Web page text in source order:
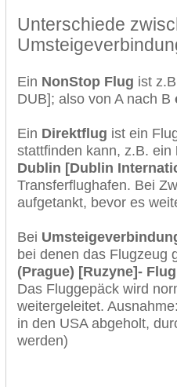
Unterschiede
Ein NonStop Flug ist
DUB]; also von A nach B
Ein Direktflug ist ein
stattfinden kann, z.B. ein
Dublin [Dublin
Transferflughafen. Bei
aufgetankt, bevor es
Bei
bei denen das Flugzeug
(Prague) [Ruzyne]-
Das Fluggepäck wird
weitergeleitet.
in den USA abgeholt,
werden)